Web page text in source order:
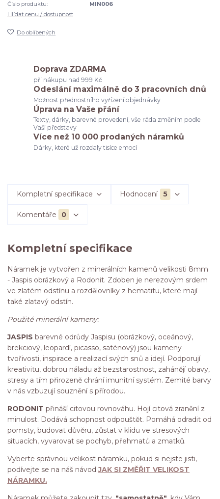
Číslo produktu:
MIN006
Hlídat cenu / dostupnost
Do oblíbených
Doprava ZDARMA
při nákupu nad 999 Kč
Odeslání maximálně do 3 pracovních dnů
Možnost přednostního vyřízení objednávky
Úprava na Vaše přání
Texty, dárky, barevné provedení, vše ráda změním podle
Vaší představy
Více než 10 000 prodaných náramků
Dárky, které už rozdaly tisíce emocí
Kompletní specifikace Hodnocení 5
Komentáře 0
Kompletní specifikace
Náramek je vytvořen z minerálních kamenů velikosti 8mm
- Jaspis obrázkový a Rodonit. Zdoben je nerezovým srdem
ve zlatém odstínu a rozdělovníky z hematitu, které mají
také zlatavý odstín.
Použité minerální kameny:
JASPIS barevné odrůdy Jaspisu (obrázkový, oceánový,
brekciový, leopardí, picasso, saténový) jsou kameny
tvořivosti, inspirace a realizací svých snů a idejí. Podporují
kreativitu, dobrou náladu až bezstarostnost, zahánějí obavy,
stresy a tím přirozeně chrání imunitní systém. Zemité barvy
v nás vzbuzují souznění s přírodou.
RODONIT přináší citovou rovnováhu. Hojí citová zranění z
minulost. Dodává schopnost odpouštět. Pomáhá odradit od
pomsty, budovat důvěru, zůstat v klidu ve stresových
situacích, vyvarovat se pochyb, přehmatů a zmatků.
Vyberte správnou velikost náramku, pokud si nejste jisti,
podívejte se na náš návodJAK SI ZMĚŘIT VELIKOST
NÁRAMKU.